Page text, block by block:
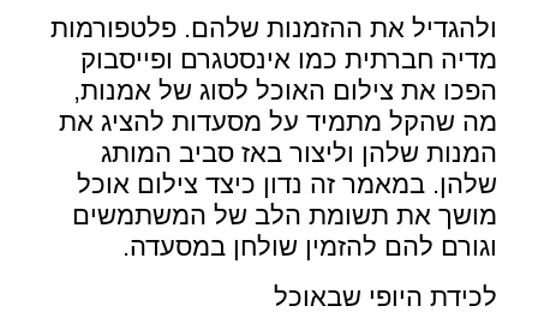
ולהגדיל את ההזמנות שלהם. פלטפורמות
מדיה חברתית כמו אינסטגרם ופייסבוק
הפכו את צילום האוכל לסוג של אמנות,
מה שהקל מתמיד על מסעדות להציג את
המנות שלהן וליצור באז סביב המותג
שלהן. במאמר זה נדון כיצד צילום אוכל
מושך את תשומת הלב של המשתמשים
וגורם להם להזמין שולחן במסעדה.
לכידת היופי שבאוכל